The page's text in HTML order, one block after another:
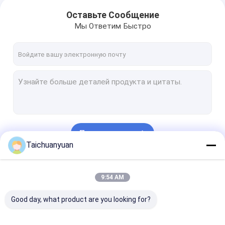
ZX260LCH-3GОставьте Сообщение
Мы Ответим Быстро
Продолжать
Taichuanyuan
9:54 AM
Good day, what product are you looking for?